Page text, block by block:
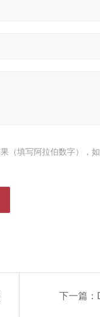
（填写阿拉伯数字），
下一篇：